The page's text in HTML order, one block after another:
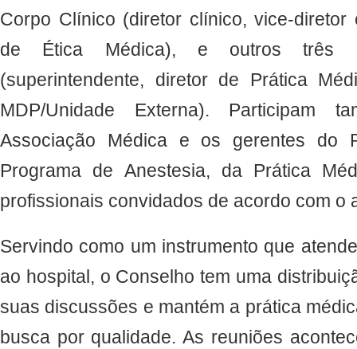
Corpo Clínico (diretor clínico, vice-
de Ética Médica), e outros três
(superintendente, diretor de Prática
MDP/Unidade Externa). Participam
Associação Médica e os gerentes do
Programa de Anestesia, da Prática
profissionais convidados de acordo com o
Servindo como um instrumento que
ao hospital, o Conselho tem uma
suas discussões e mantém a prática
busca por qualidade. As reuniões